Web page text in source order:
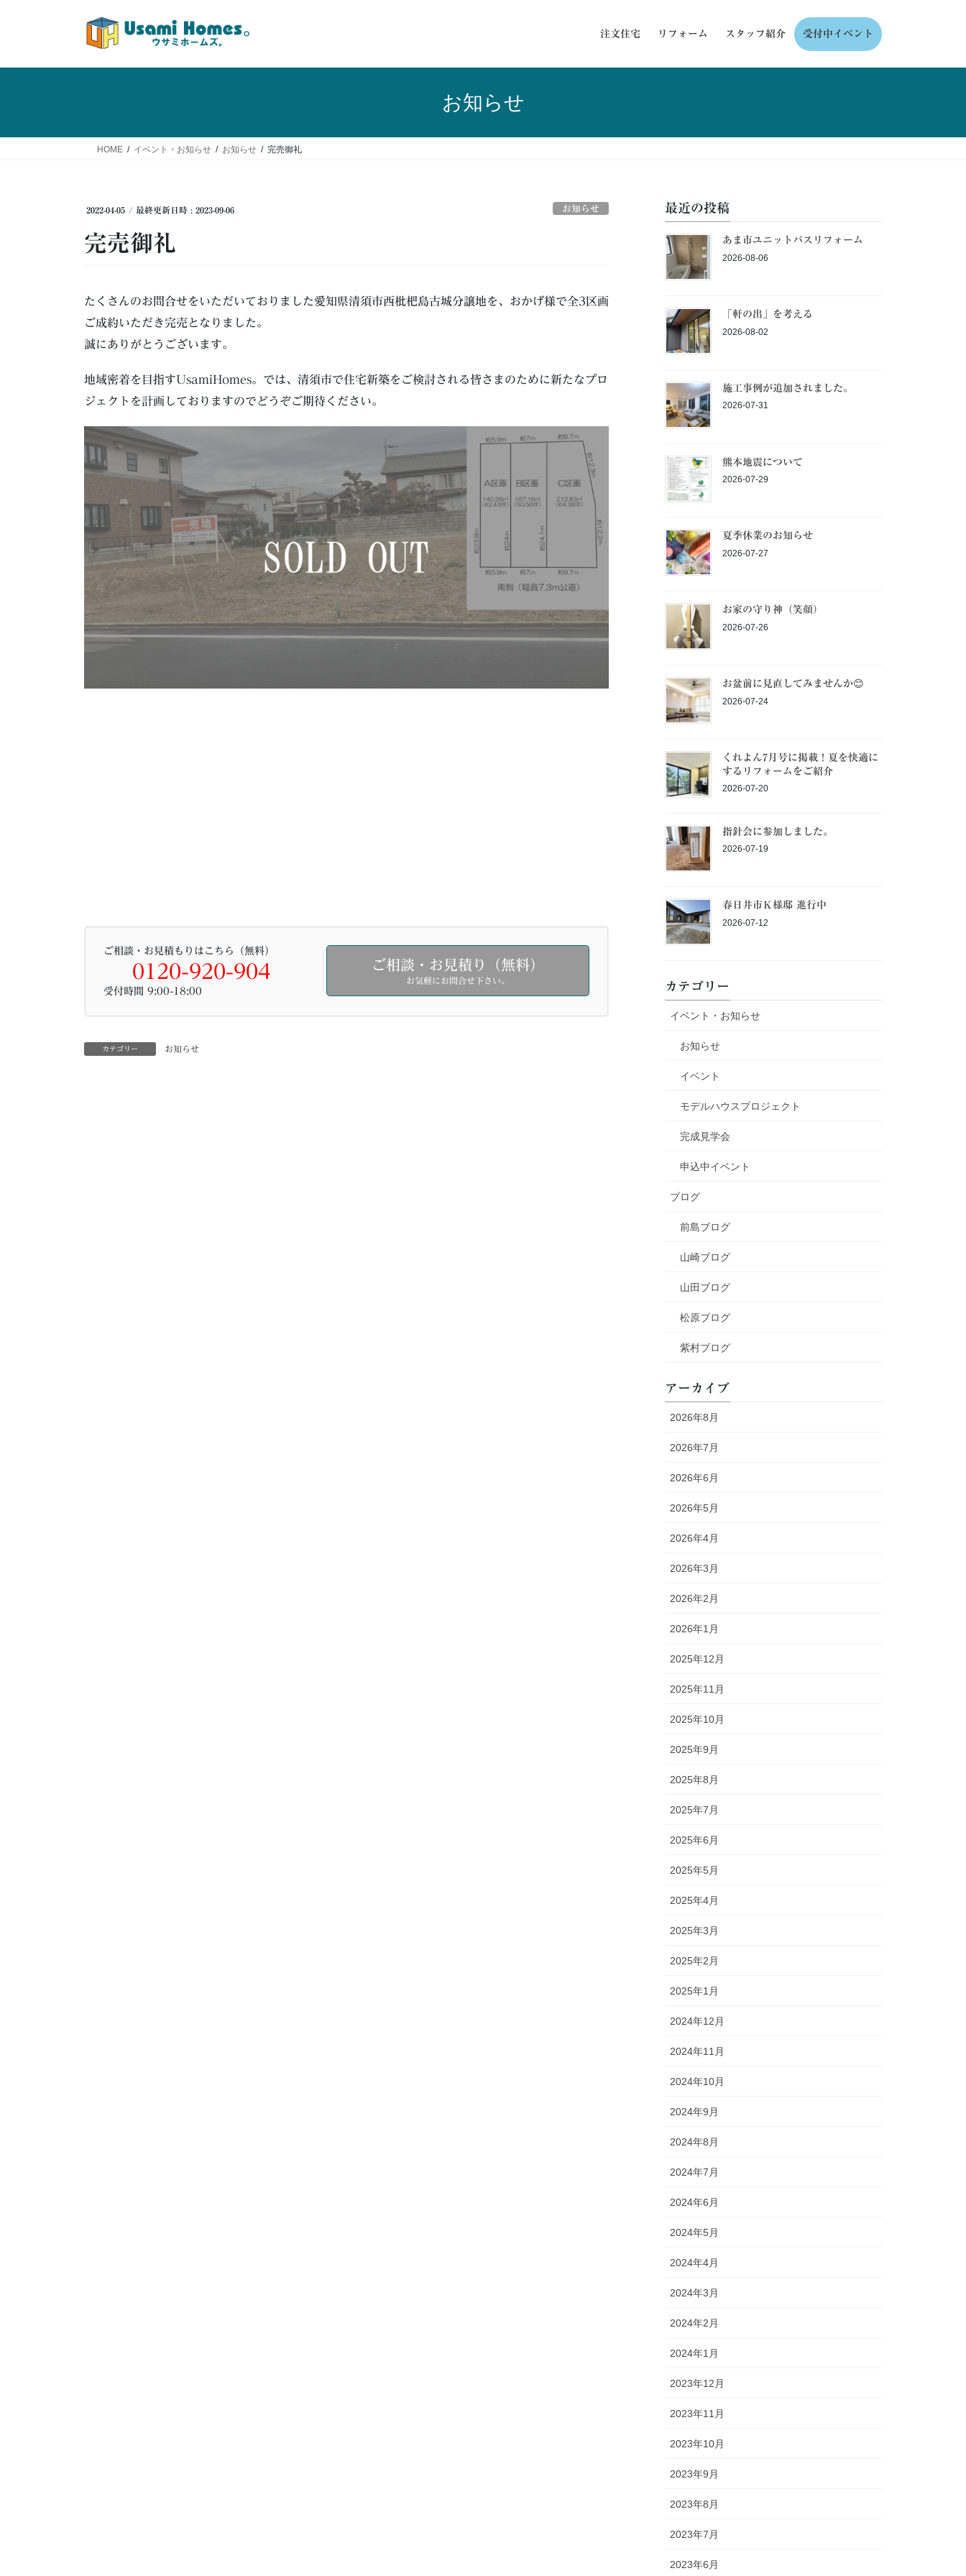
注文住宅 リフォーム スタッフ紹介 受付中イベント
お知らせ
HOME イベント・お知らせ お知らせ 完売御礼
2022-04-05 / 最終更新日時 : 2023-09-06 お知らせ
完売御礼
たくさんのお問合せをいただいておりました愛知県清須市西枇杷島古城分譲地を、おかげ様で全3区画
ご成約いただき完売となりました。
誠にありがとうございます。
地域密着を目指すUsamiHomes。では、清須市で住宅新築をご検討される皆さまのために新たなプロ
ジェクトを計画しておりますのでどうぞご期待ください。
ご相談・お見積もりはこちら（無料）
0120-920-904
受付時間 9:00-18:00
ご相談・お見積り（無料）
お気軽にお問合せ下さい。
カテゴリー お知らせ
最近の投稿
あま市ユニットバスリフォーム
2026-08-06
「軒の出」を考える
2026-08-02
施工事例が追加されました。
2026-07-31
熊本地震について
2026-07-29
夏季休業のお知らせ
2026-07-27
お家の守り神（笑顔）
2026-07-26
お盆前に見直してみませんか😊
2026-07-24
くれよん7月号に掲載！夏を快適に
するリフォームをご紹介
2026-07-20
指針会に参加しました。
2026-07-19
春日井市Ｋ様邸 進行中
2026-07-12
カテゴリー
イベント・お知らせ
お知らせ
イベント
モデルハウスプロジェクト
完成見学会
申込中イベント
ブログ
前島ブログ
山崎ブログ
山田ブログ
松原ブログ
紫村ブログ
アーカイブ
2026年8月
2026年7月
2026年6月
2026年5月
2026年4月
2026年3月
2026年2月
2026年1月
2025年12月
2025年11月
2025年10月
2025年9月
2025年8月
2025年7月
2025年6月
2025年5月
2025年4月
2025年3月
2025年2月
2025年1月
2024年12月
2024年11月
2024年10月
2024年9月
2024年8月
2024年7月
2024年6月
2024年5月
2024年4月
2024年3月
2024年2月
2024年1月
2023年12月
2023年11月
2023年10月
2023年9月
2023年8月
2023年7月
2023年6月